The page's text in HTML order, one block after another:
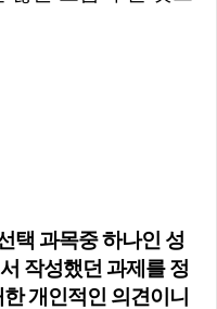
택 과목중 하나인 성
작성했던 과제를 정
개인적인 의견이니